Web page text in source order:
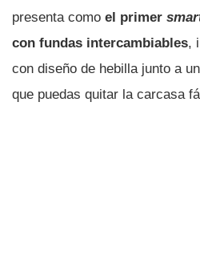
presenta como el primer
con fundas intercambiables,
con diseño de hebilla junto a
que puedas quitar la carcasa